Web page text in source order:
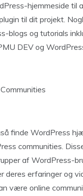
hjemmeside til
til dit projekt.
blogs og tutorials
DEV og
finde WordPress
communities.
af WordPress-
deres erfaringer og
være online